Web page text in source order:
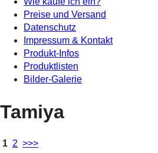
Preise und Versand
Datenschutz
Impressum & Kontakt
Produkt-Infos
Produktlisten
Bilder-Galerie
Tamiya
1 2 >>>